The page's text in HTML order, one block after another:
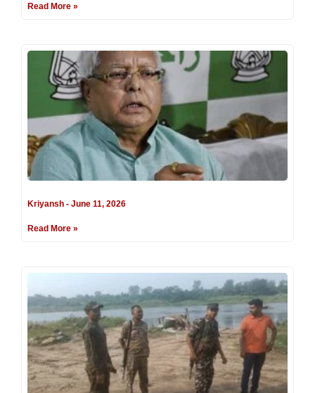
Read More »
Kriyansh June 11, 2026
Read More »